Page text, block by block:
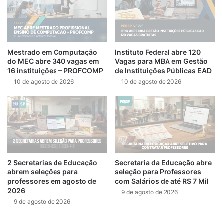
Mestrado em Computação
do MEC abre 340 vagas em
16 instituições – PROFCOMP
10 de agosto de 2026
Instituto Federal abre 120
Vagas para MBA em Gestão
de Instituições Públicas EAD
10 de agosto de 2026
2 Secretarias de Educação
abrem seleções para
professores em agosto de
2026
9 de agosto de 2026
Secretaria da Educação abre
seleção para Professores
com Salários de até R$ 7 Mil
9 de agosto de 2026